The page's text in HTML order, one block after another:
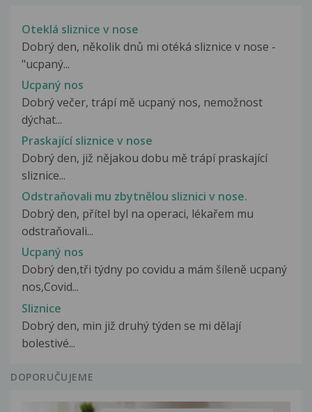
Oteklá sliznice v nose
Dobrý den, několik dnů mi otéká sliznice v nose -
"ucpaný...
Ucpaný nos
Dobrý večer, trápí mě ucpaný nos, nemožnost
dýchat...
Praskající sliznice v nose
Dobrý den, již nějakou dobu mě trápí praskající
sliznice...
Odstraňovali mu zbytnělou sliznici v nose.
Dobrý den, přítel byl na operaci, lékařem mu
odstraňovali...
Ucpaný nos
Dobrý den,tři týdny po covidu a mám šíleně ucpaný
nos,Covid...
Sliznice
Dobrý den, min již druhý týden se mi dělají
bolestivé...
DOPORUČUJEME